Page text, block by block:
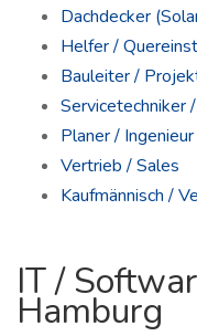
Dachdecker
Helfer /
Bauleiter /
Servicetechniker
Planer / Ingenieur
Vertrieb / Sales
Kaufmännisch /
IT /
Hamburg